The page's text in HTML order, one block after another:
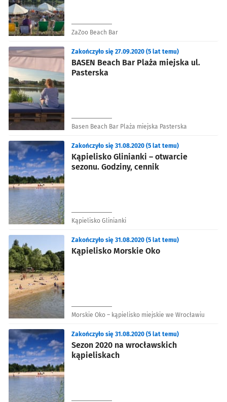
ZaZoo Beach Bar
BASEN Beach Bar Plaża miejska ul.
Pasterska
Zakończyło się 27.09.2020 (5 lat temu)
Basen Beach Bar Plaża miejska Pasterska
Kąpielisko Glinianki – otwarcie
sezonu. Godziny, cennik
Zakończyło się 31.08.2020 (5 lat temu)
Kąpielisko Glinianki
Kąpielisko Morskie Oko
Zakończyło się 31.08.2020 (5 lat temu)
Morskie Oko – kąpielisko miejskie we Wrocławiu
Sezon 2020 na wrocławskich
kąpieliskach
Zakończyło się 31.08.2020 (5 lat temu)